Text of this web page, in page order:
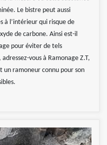
Le bistre peut aussi
à l’intérieur qui risque de
de carbone. Ainsi est-il
pour éviter de tels
vous à Ramonage Z.T,
un ramoneur connu pour son